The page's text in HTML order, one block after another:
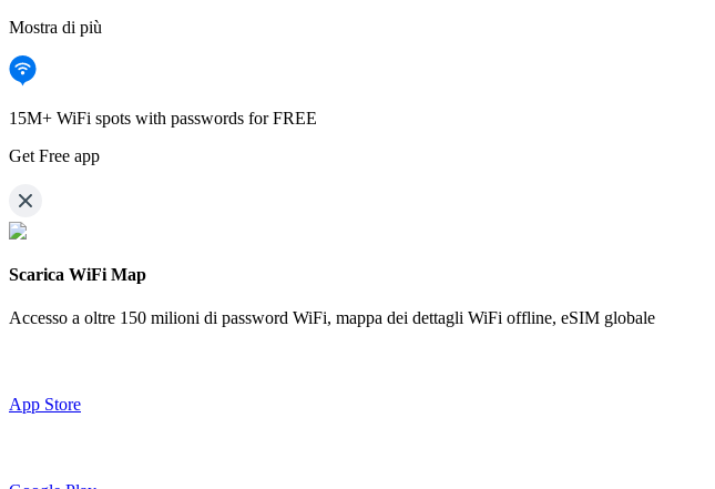
Mostra di più
15M+ WiFi spots with passwords for FREE
Get Free app
Scarica WiFi Map
Accesso a oltre 150 milioni di password WiFi, mappa dei dettagli WiFi offline, eSIM globale
App Store